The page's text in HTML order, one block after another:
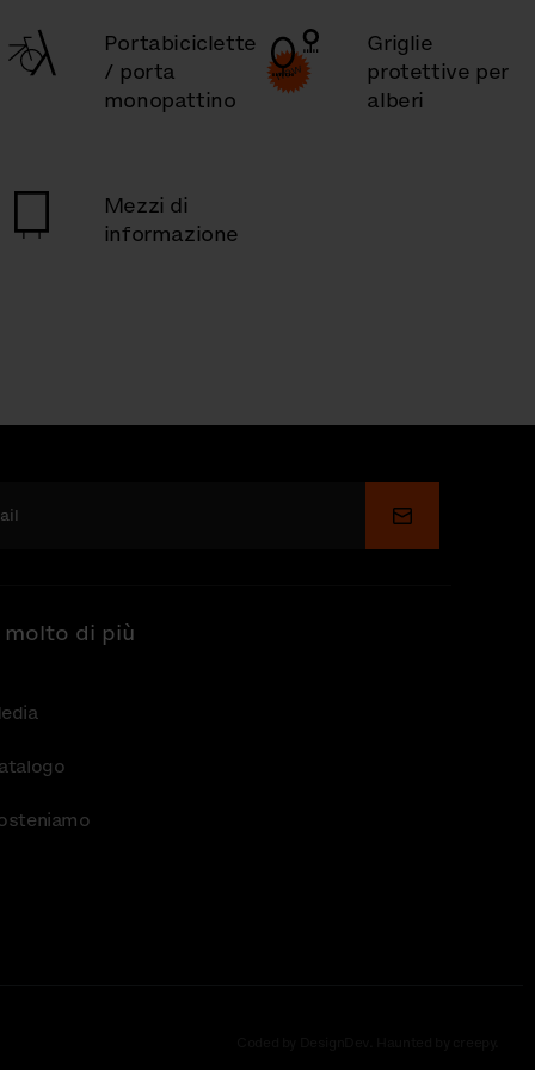
Portabiciclette
/ porta
monopattino
Griglie
protettive per
alberi
Mezzi di
informazione
Invia
molto di più